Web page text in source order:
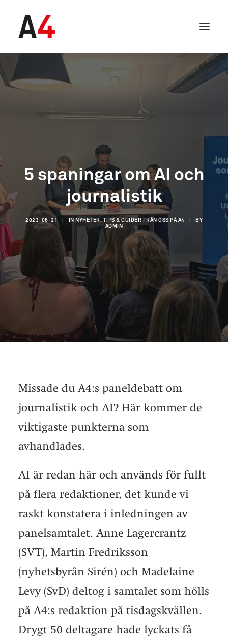
SEARCH
5 spaningar om AI och
journalistik
2023-06-21 IN NYHETER, TIPS & GUIDER FRÅN OSS PÅ A4
BY
ADMIN
Missade du A4:s paneldebatt om
journalistik och AI? Här kommer de
viktigaste punkterna som
avhandlades.
AI är redan här och används för fullt
på flera redaktioner, det kunde vi
raskt konstatera i inledningen av
panelsamtalet. Anne Lagercrantz
(SVT), Martin Fredriksson
(nyhetsbyrån Sirén) och Madelaine
Levy (SvD) deltog i samtalet som hölls
på A4:s redaktion på tisdagskvällen.
Drygt 50 deltagare hade lyckats få